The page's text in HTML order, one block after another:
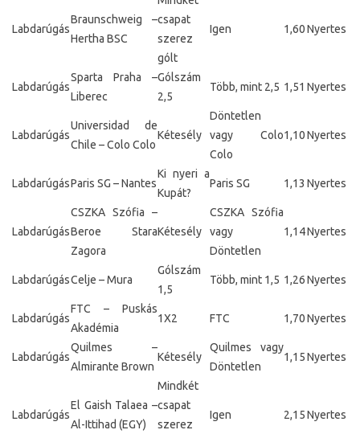
Labdarúgás
Braunschweig –
Hertha BSC
csapat
szerez
gólt
Igen 1,60Nyertes
Labdarúgás
Sparta Praha –
Liberec
Gólszám
2,5
Több, mint 2,5 1,51 Nyertes
Labdarúgás
Universidad de
Chile – Colo Colo
Kétesély
Döntetlen
vagy Colo
Colo
1,10Nyertes
LabdarúgásParis SG – Nantes
Ki nyeri a
Kupát?
Paris SG 1,13 Nyertes
Labdarúgás
CSZKA Szófia –
Beroe Stara
Zagora
Kétesély
CSZKA Szófia
vagy
Döntetlen
1,14Nyertes
LabdarúgásCelje – Mura
Gólszám
1,5
Több, mint 1,5 1,26Nyertes
Labdarúgás
FTC – Puskás
Akadémia
1X2 FTC 1,70Nyertes
Labdarúgás
Quilmes –
Almirante Brown
Kétesély
Quilmes vagy
Döntetlen
1,15Nyertes
Labdarúgás
El Gaish Talaea –
Al-Ittihad (EGY)
Mindkét
csapat
szerez
Igen 2,15Nyertes